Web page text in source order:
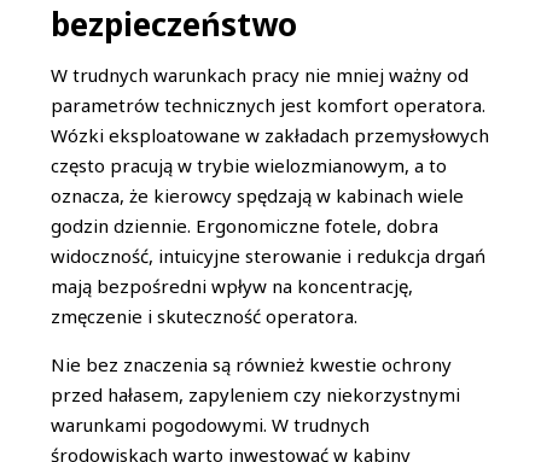
bezpieczeństwo
W trudnych warunkach pracy nie mniej ważny od
parametrów technicznych jest komfort operatora.
Wózki eksploatowane w zakładach przemysłowych
często pracują w trybie wielozmianowym, a to
oznacza, że kierowcy spędzają w kabinach wiele
godzin dziennie. Ergonomiczne fotele, dobra
widoczność, intuicyjne sterowanie i redukcja drgań
mają bezpośredni wpływ na koncentrację,
zmęczenie i skuteczność operatora.
Nie bez znaczenia są również kwestie ochrony
przed hałasem, zapyleniem czy niekorzystnymi
warunkami pogodowymi. W trudnych
środowiskach warto inwestować w kabiny